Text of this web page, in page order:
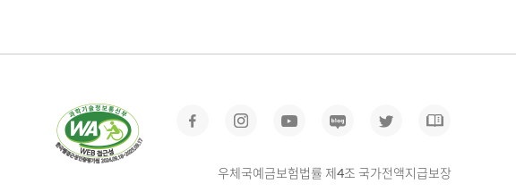
우체국예금보험법률 제4조 국가전액지급보장